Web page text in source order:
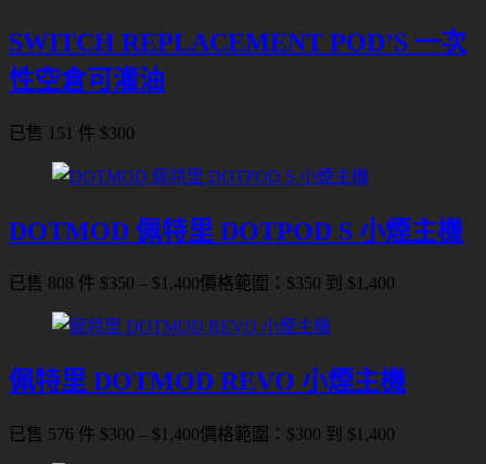
SWITCH REPLACEMENT POD’S 一次
性空倉可灌油
已售 151 件 $300
DOTMOD 佩特里 DOTPOD S 小煙主機
已售 808 件 $350 – $ 1,400價格範圍：$350 到 $1,400
佩特里 DOTMOD REVO 小煙主機
已售 576 件 $300 – $ 1,400價格範圍：$300 到 $1,400